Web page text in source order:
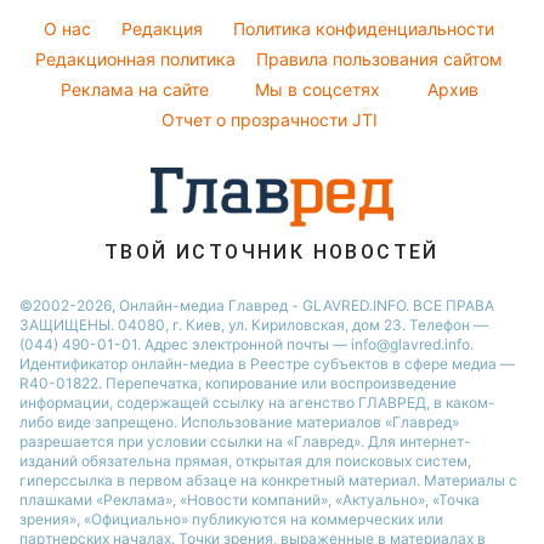
Кейт Миддлтон
Алла Пугачева
Максим Галкин
Виталий Козловский
Новости моды
Советы от Андре Тана
Оптические иллюзии
Народные приметы
Все о шоу-бизнесе
O нас Редакция
Политика конфиденциальности
Редакционная политика
Правила пользования сайтом
Реклама на сайте
Мы в соцсетях
Архив
Отчет о прозрачности JTI
ТВОЙ ИСТОЧНИК НОВОСТЕЙ
©2002-2026, Онлайн-медиа Главред - GLAVRED.INFO. ВСЕ ПРАВА
ЗАЩИЩЕНЫ. 04080, г. Киев, ул. Кириловская, дом 23. Телефон —
(044) 490-01-01. Адрес электронной почты — info@glavred.info.
Идентификатор онлайн-медиа в Реестре cубъектов в сфере медиа —
R40-01822. Перепечатка, копирование или воспроизведение
информации, содержащей ссылку на агенство ГЛАВРЕД, в каком-
либо виде запрещено. Использование материалов «Главред»
разрешается при условии ссылки на «Главред». Для интернет-
изданий обязательна прямая, открытая для поисковых систем,
гиперссылка в первом абзаце на конкретный материал. Материалы с
плашками «Реклама», «Новости компаний», «Актуально», «Точка
зрения», «Официально» публикуются на коммерческих или
партнерских началах. Точки зрения, выраженные в материалах в